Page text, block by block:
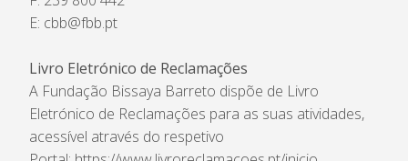
E: cbb@fbb.pt
Livro Eletrónico de Reclamações
A Fundação Bissaya Barreto dispõe de Livro
Eletrónico de Reclamações para as suas atividades,
acessível através do respetivo